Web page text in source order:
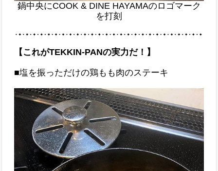
鍋中央にCOOK & DINE HAYAMAのロゴマーク
を打刻
【これがTEKKIN-PANの実力だ！】
■塩を振っただけの鶏もも肉のステーキ